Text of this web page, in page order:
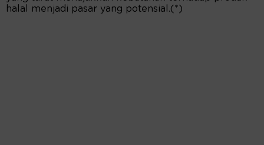
halal menjadi pasar yang potensial.(*)